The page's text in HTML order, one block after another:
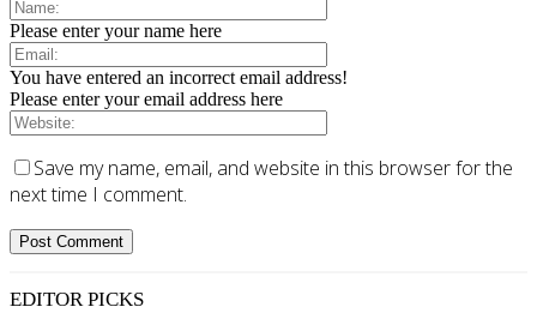
Please enter your name here
You have entered an incorrect email address!
Please enter your email address here
Save my name, email, and website in this browser for the
next time I comment.
EDITOR PICKS